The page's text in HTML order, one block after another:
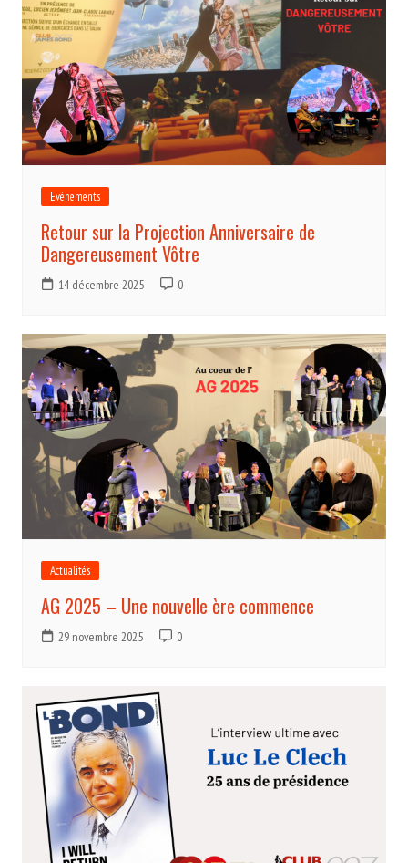
Evénements
Retour sur la Projection Anniversaire de
Dangereusement Vôtre
14 décembre 2025 0
Actualités
AG 2025 – Une nouvelle ère commence
29 novembre 2025 0